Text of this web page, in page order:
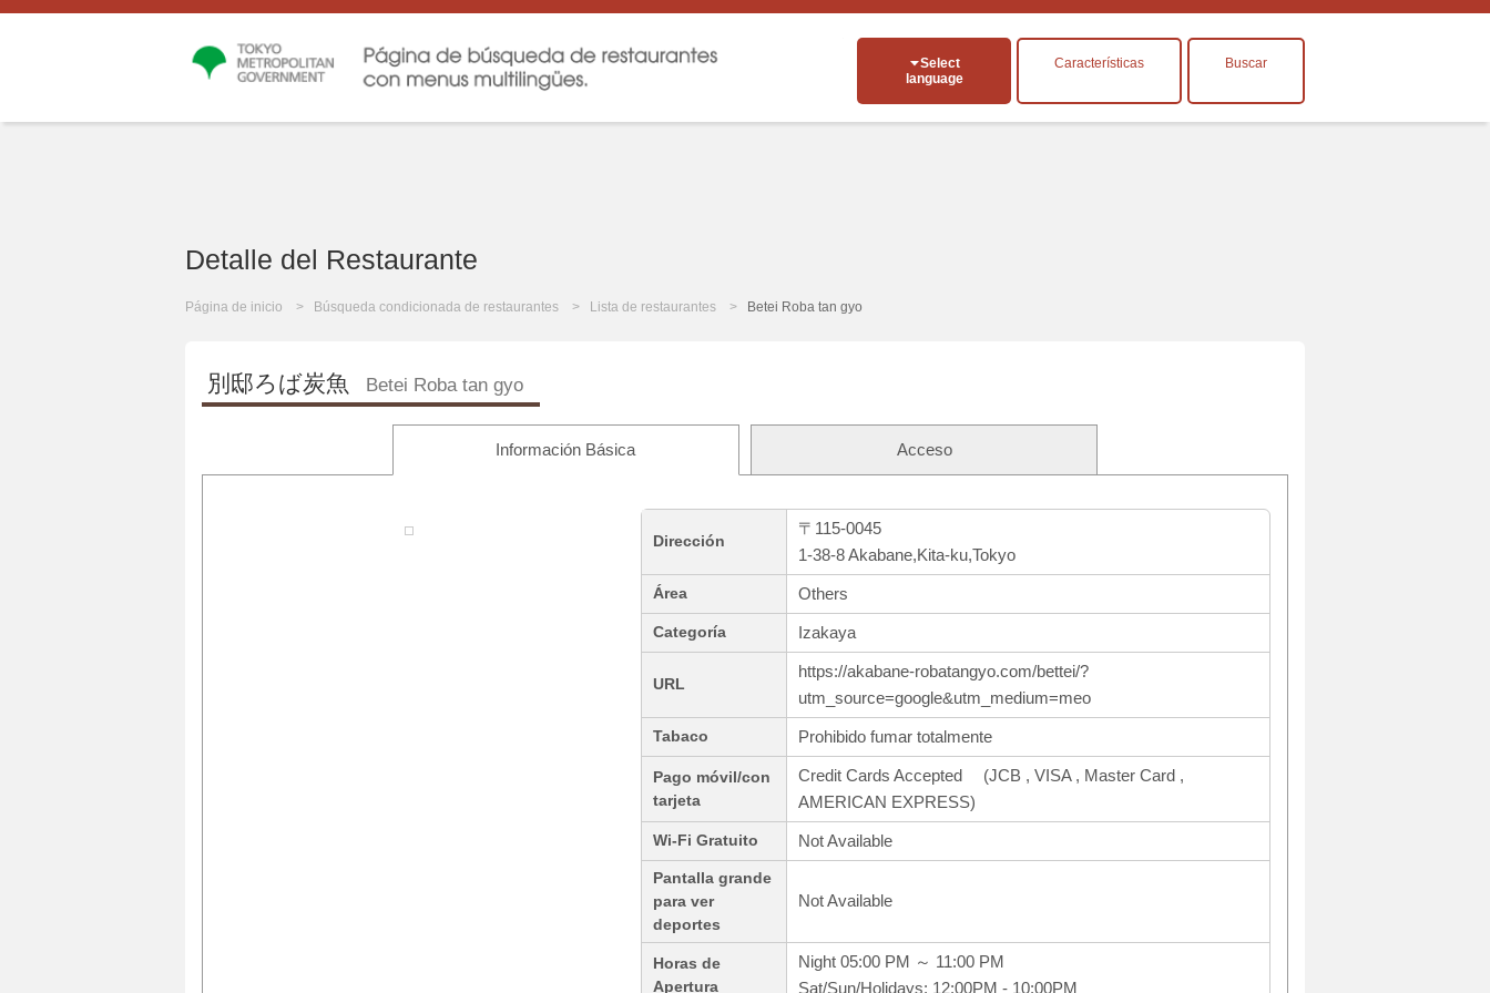
Select
language
Características Buscar
Detalle del Restaurante
Página de inicio Búsqueda condicionada de restaurantes Lista de restaurantes Betei Roba tan gyo
別邸ろば炭魚 Betei Roba tan gyo
Información Básica Acceso
Dirección
〒115-0045
1-38-8 Akabane,Kita-ku,Tokyo
Área Others
Categoría Izakaya
URL
https://akabane-robatangyo.com/bettei/?
utm_source=google&utm_medium=meo
Tabaco Prohibido fumar totalmente
Pago móvil/con
tarjeta
Credit Cards Accepted (JCB , VISA , Master Card ,
AMERICAN EXPRESS)
Wi-Fi Gratuito Not Available
Pantalla grande
para ver
deportes
Not Available
Horas de
Apertura
Night 05:00 PM ～ 11:00 PM
Sat/Sun/Holidays: 12:00PM - 10:00PM